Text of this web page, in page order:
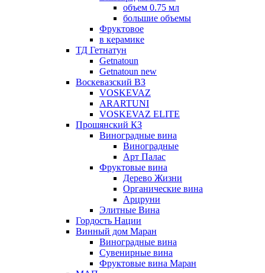
объем 0.75 мл
большие объемы
Фруктовое
в керамике
ТД Гетнатун
Getnatoun
Getnatoun new
Воскевазский ВЗ
VOSKEVAZ
ARARTUNI
VOSKEVAZ ELITE
Прошянский КЗ
Виноградные вина
Виноградные
Арт Палас
Фруктовые вина
Дерево Жизни
Органические вина
Арцруни
Элитные Вина
Гордость Нации
Винный дом Маран
Виноградные вина
Сувенирные вина
Фруктовые вина Маран